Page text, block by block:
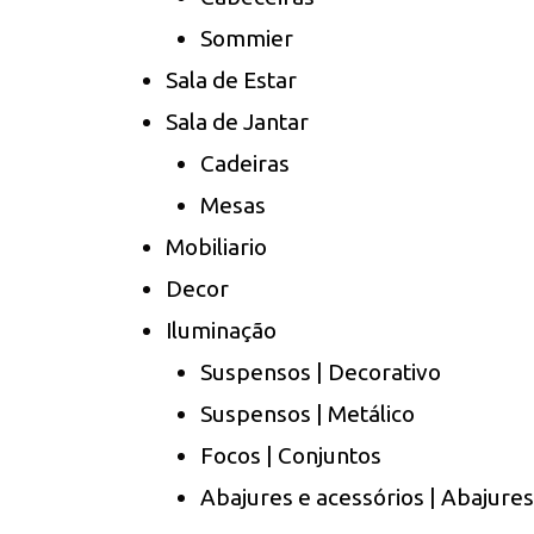
Sommier
Sala de Estar
Sala de Jantar
Cadeiras
Mesas
Mobiliario
Decor
Iluminação
Suspensos | Decorativo
Suspensos | Metálico
Focos | Conjuntos
Abajures e acessórios | Abajures